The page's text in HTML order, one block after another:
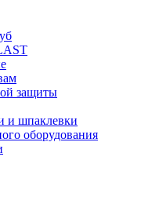
защиты
и шпаклевки
оборудования